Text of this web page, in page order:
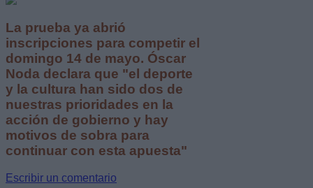
La prueba ya abrió
inscripciones para competir el
domingo 14 de mayo. Óscar
Noda declara que "el deporte
y la cultura han sido dos de
nuestras prioridades en la
acción de gobierno y hay
motivos de sobra para
continuar con esta apuesta"
Escribir un comentario